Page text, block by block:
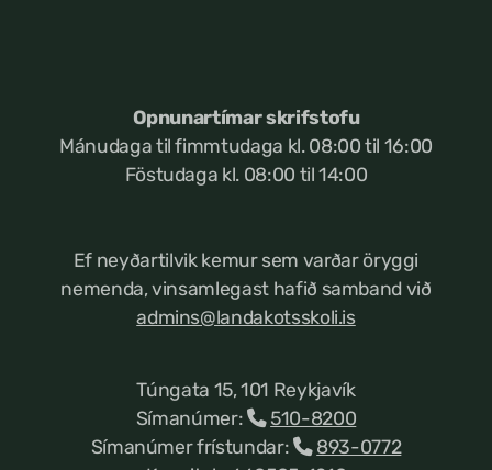
Opnunartímar skrifstofu
Mánudaga til fimmtudaga kl. 08:00 til 16:00
Föstudaga kl. 08:00 til 14:00
Ef neyðartilvik kemur sem varðar öryggi
nemenda, vinsamlegast hafið samband við
admins@landakotsskoli.is
Túngata 15, 101 Reykjavík
Símanúmer:
510-8200
Símanúmer frístundar:
893-0772